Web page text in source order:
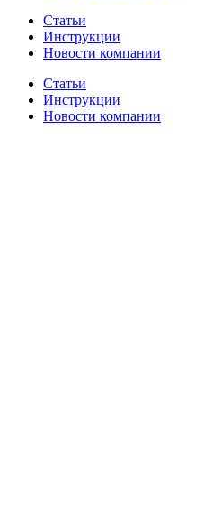
Статьи
Инструкции
Новости компании
Статьи
Инструкции
Новости компании